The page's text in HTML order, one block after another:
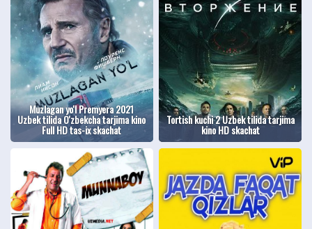
Muzlagan yo'l Premyera 2021
Uzbek tilida O'zbekcha tarjima kino
Full HD tas-ix skachat
Tortish kuchi 2 Uzbek tilida tarjima
kino HD skachat